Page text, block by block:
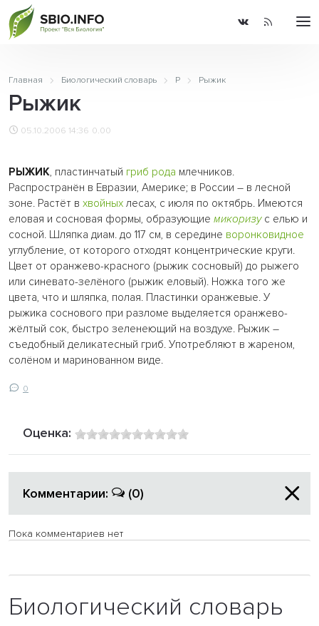
Главная Биологический словарь Р Рыжик
Рыжик
05.10.2006 14:36 0.00
РЫЖИК, пластинчатый гриб рода млечников.
Распространён в Евразии, Америке; в России – в лесной
зоне. Растёт в хвойных лесах, с июля по октябрь. Имеются
еловая и сосновая формы, образующие микоризус елью и
сосной. Шляпка диам. до 117 см, в середине воронковидное
углубление, от которого отходят концентрические круги.
Цвет от оранжево-красного (рыжик сосновый) до рыжего
или синевато-зелёного (рыжик еловый). Ножка того же
цвета, что и шляпка, полая. Пластинки оранжевые. У
рыжика соснового при разломе выделяется оранжево-
жёлтый сок, быстро зеленеющий на воздухе. Рыжик –
съедобный деликатесный гриб. Употребляют в жареном,
солёном и маринованном виде.
0
Оценка:
Комментарии: (0)
Пока комментариев нет
Биологический словарь